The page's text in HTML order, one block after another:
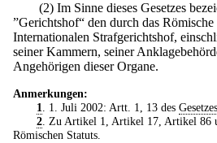
(2) Im Sinne dieses Gesetzes
”Gerichtshof“ den durch das Römische
Internationalen Strafgerichtshof,
seiner Kammern, seiner
Angehörigen dieser Organe.
Anmerkungen:
1. 1. Juli 2002: Artt. 1, 13 des
2. Zu Artikel 1, Artikel 17, Artikel 86
Römischen Statuts.